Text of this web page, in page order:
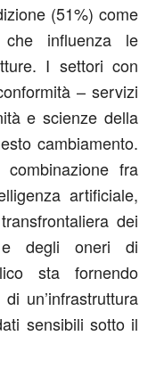
(51%) come
che influenza le
I settori con
– servizi
e scienze della
cambiamento.
fra
artificiale,
dei
degli oneri di
sta fornendo
un’infrastruttura
sensibili sotto il